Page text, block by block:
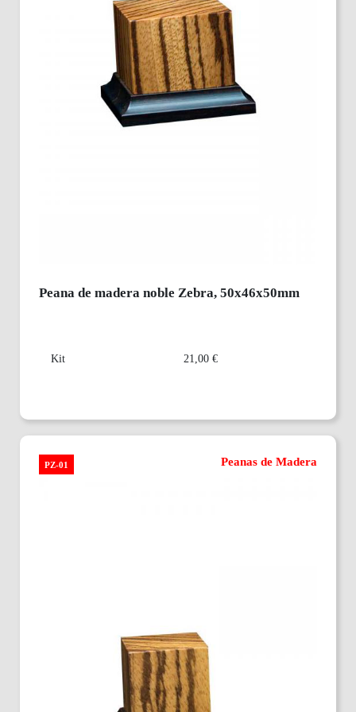
Peana de madera noble Zebra, 50x46x50mm
Kit 21,00 €
PZ-01 Peanas de Madera